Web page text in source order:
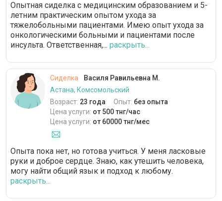
Опытная сиделка с медицинским образованием и 5-
летним практическим опытом ухода за
тяжелобольными пациентами. Имею опыт ухода за
онкологическими больными и пациентами после
инсульта. Ответственная,... раскрыть...
Сиделка
Василя Равильевна М.
Астана, Комсомольский
Возраст: 23 года Опыт: без опыта
Цена услуги: от 500 тнг/час
Цена услуги: от 60000 тнг/мес
Опыта пока нет, но готова учиться. У меня ласковые
руки и доброе сердце. Знаю, как утешить человека,
могу найти общий язык и подход к любому.
раскрыть...